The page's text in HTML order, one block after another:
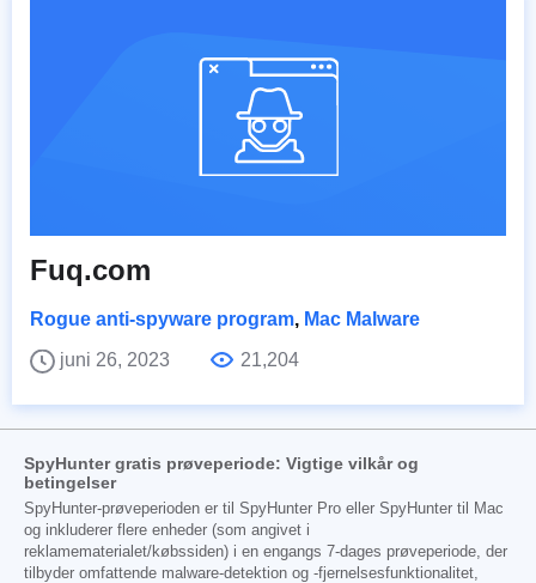
Fuq.com
Rogue anti-spyware program, Mac Malware
juni 26, 2023
21,204
SpyHunter gratis prøveperiode: Vigtige vilkår og
betingelser
SpyHunter-prøveperioden er til SpyHunter Pro eller SpyHunter til Mac
og inkluderer flere enheder (som angivet i
reklamematerialet/købssiden) i en engangs 7-dages prøveperiode, der
tilbyder omfattende malware-detektion og -fjernelsesfunktionalitet,